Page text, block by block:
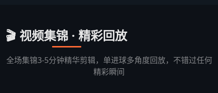
🎬 视频集锦 · 精彩回放
全场集锦3-5分钟精华剪辑，单进球多角度回放，不错过任何
精彩瞬间